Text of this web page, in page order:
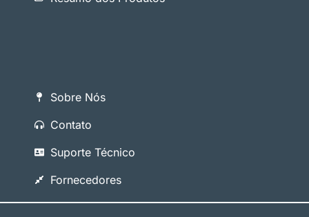
Sobre Nós
Contato
Suporte Técnico
Fornecedores